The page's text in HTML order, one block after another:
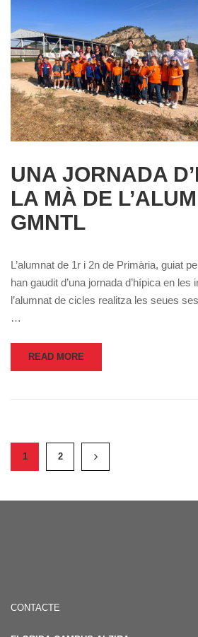
UNA JORNADA
LA MÀ DE
GMNTL
L’alumnat de 1r i 2n de Primària, guiat
han gaudit d’una jornada d’hípica en les
l’alumnat de cicles realitza les seues
…
READ MORE
1 2
CONTACTE